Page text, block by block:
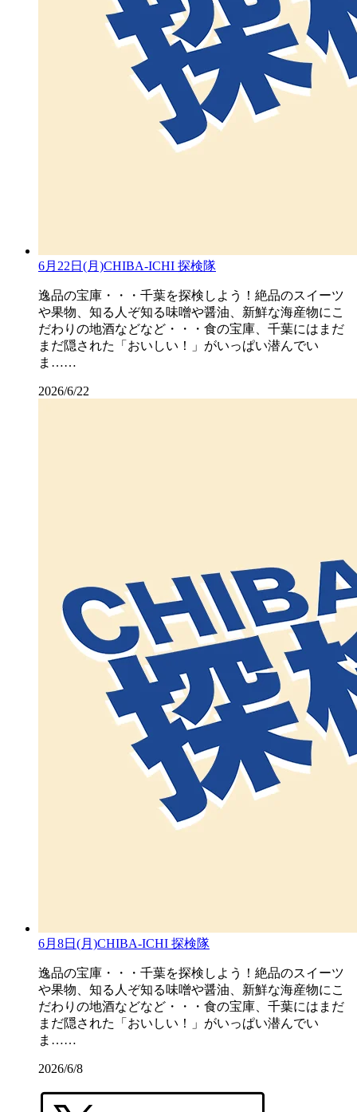
6月22日(月)CHIBA-ICHI 探検隊
逸品の宝庫・・・千葉を探検しよう！絶品のスイーツ
や果物、知る人ぞ知る味噌や醤油、新鮮な海産物にこ
だわりの地酒などなど・・・食の宝庫、千葉にはまだ
まだ隠された「おいしい！」がいっぱい潜んでい
ま……
2026/6/22
6月8日(月)CHIBA-ICHI 探検隊
逸品の宝庫・・・千葉を探検しよう！絶品のスイーツ
や果物、知る人ぞ知る味噌や醤油、新鮮な海産物にこ
だわりの地酒などなど・・・食の宝庫、千葉にはまだ
まだ隠された「おいしい！」がいっぱい潜んでい
ま……
2026/6/8